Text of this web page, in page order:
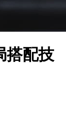
搭配技